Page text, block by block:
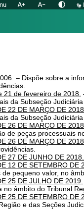
text_increase text_decrease contrast
sobre a informatização
de 2018.
e dá outras providências.
MARÇO DE 2018.–
Janeiro e dá outras
MARÇO DE 2018.–
Justiça Federal da 2ª
MARÇO DE 2018.– Dispõe
JUNHO DE 2018.– Altera a
SETEMBRO DE 2018.
do Tribunal Regional
JULHO DE 2019. –
Regional Federal da 2ª
SETEMBRO DE 2019. –
vinculadas.
– Dispõe sobre a
21 de fevereiro de 2018.
da Subseção
22 DE MARÇO DE
da Subseção
26 DE MARÇO DE
de peças processuais
26 DE MARÇO DE
27 DE JUNHO DE 2018.
12 DE SETEMBRO DE
pequeno valor, no
25 DE JULHO DE 2019.
âmbito do Tribunal
25 DE SETEMBRO DE
e das Seções